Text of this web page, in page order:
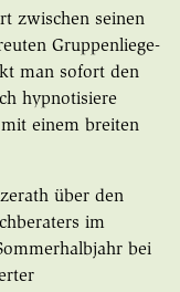
zwischen seinen
Gruppenliege-
man sofort den
hypnotisiere
einem breiten
über den
im
bei